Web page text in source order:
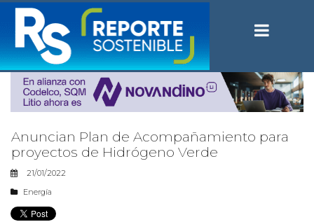
Anuncian Plan de Acompañamiento para
proyectos de Hidrógeno Verde
21/01/2022
Energía